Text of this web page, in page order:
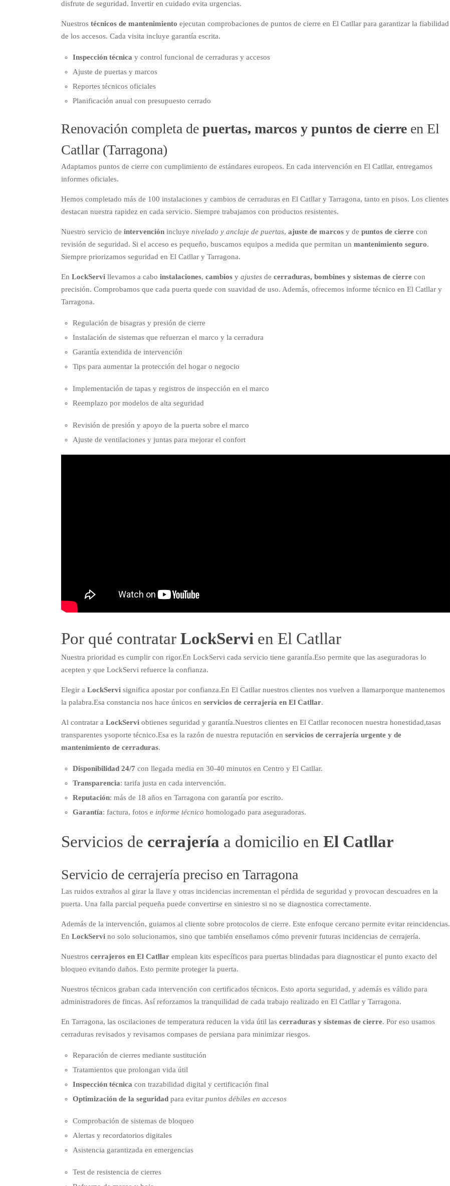
disfrute de seguridad. Invertir en cuidado evita urgencias.
Nuestros técnicos de mantenimiento ejecutan comprobaciones de puntos de cierre en El Catllar para garantizar la fiabilidad
de los accesos. Cada visita incluye garantía escrita.
Inspección técnica y control funcional de cerraduras y accesos
Ajuste de puertas y marcos
Reportes técnicos oficiales
Planificación anual con presupuesto cerrado
Renovación completa de puertas, marcos y puntos de cierre en El
Catllar (Tarragona)
Adaptamos puntos de cierre con cumplimiento de estándares europeos. En cada intervención en El Catllar, entregamos
informes oficiales.
Hemos completado más de 100 instalaciones y cambios de cerraduras en El Catllar y Tarragona, tanto en pisos. Los clientes
destacan nuestra rapidez en cada servicio. Siempre trabajamos con productos resistentes.
Nuestro servicio de intervención incluye nivelado y anclaje de puertas, ajuste de marcos y de puntos de cierre con
revisión de seguridad. Si el acceso es pequeño, buscamos equipos a medida que permitan un mantenimiento seguro.
Siempre priorizamos seguridad en El Catllar y Tarragona.
En LockServi llevamos a cabo instalaciones, cambios y ajustes de cerraduras, bombines y sistemas de cierre con
precisión. Comprobamos que cada puerta quede con suavidad de uso. Además, ofrecemos informe técnico en El Catllar y
Tarragona.
Regulación de bisagras y presión de cierre
Instalación de sistemas que refuerzan el marco y la cerradura
Garantía extendida de intervención
Tips para aumentar la protección del hogar o negocio
Implementación de tapas y registros de inspección en el marco
Reemplazo por modelos de alta seguridad
Revisión de presión y apoyo de la puerta sobre el marco
Ajuste de ventilaciones y juntas para mejorar el confort
Por qué contratar LockServi en El Catllar
Nuestra prioridad es cumplir con rigor.En LockServi cada servicio tiene garantía.Eso permite que las aseguradoras lo
acepten y que LockServi refuerce la confianza.
Elegir a LockServi significa apostar por confianza.En El Catllar nuestros clientes nos vuelven a llamarporque mantenemos
la palabra.Esa constancia nos hace únicos en servicios de cerrajería en El Catllar.
Al contratar a LockServi obtienes seguridad y garantía.Nuestros clientes en El Catllar reconocen nuestra honestidad,tasas
transparentes ysoporte técnico.Esa es la razón de nuestra reputación en servicios de cerrajería urgente y de
mantenimiento de cerraduras.
Disponibilidad 24/7 con llegada media en 30-40 minutos en Centro y El Catllar.
Transparencia: tarifa justa en cada intervención.
Reputación: más de 18 años en Tarragona con garantía por escrito.
Garantía: factura, fotos e informe técnico homologado para aseguradoras.
Servicios de cerrajería a domicilio en El Catllar
Servicio de cerrajería preciso en Tarragona
Las ruidos extraños al girar la llave y otras incidencias incrementan el pérdida de seguridad y provocan descuadres en la
puerta. Una falla parcial pequeña puede convertirse en siniestro si no se diagnostica correctamente.
Además de la intervención, guiamos al cliente sobre protocolos de cierre. Este enfoque cercano permite evitar reincidencias.
En LockServi no solo solucionamos, sino que también enseñamos cómo prevenir futuras incidencias de cerrajería.
Nuestros cerrajeros en El Catllar emplean kits específicos para puertas blindadas para diagnosticar el punto exacto del
bloqueo evitando daños. Esto permite proteger la puerta.
Nuestros técnicos graban cada intervención con certificados técnicos. Esto aporta seguridad, y además es válido para
administradores de fincas. Así reforzamos la tranquilidad de cada trabajo realizado en El Catllar y Tarragona.
En Tarragona, las oscilaciones de temperatura reducen la vida útil las cerraduras y sistemas de cierre. Por eso usamos
cerraduras revisados y revisamos compases de persiana para minimizar riesgos.
Reparación de cierres mediante sustitución
Tratamientos que prolongan vida útil
Inspección técnica con trazabilidad digital y certificación final
Optimización de la seguridadpara evitar puntos débiles en accesos
Comprobación de sistemas de bloqueo
Alertas y recordatorios digitales
Asistencia garantizada en emergencias
Test de resistencia de cierres